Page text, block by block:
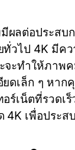
ผลต่อประสบ
วไป 4K มีคว
จะทำให้ภาพ
ยดเล็ก ๆ หา
ร์เน็ตที่รวดเ
4K เพื่อประ